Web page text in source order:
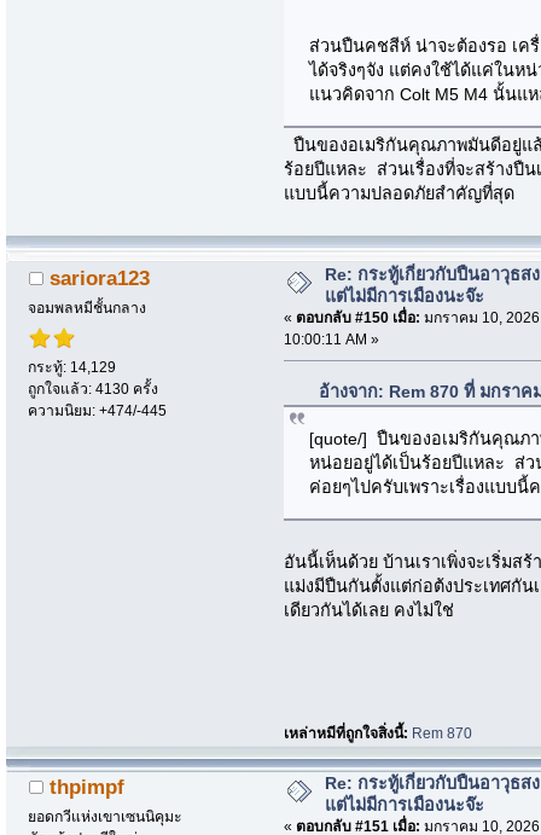
ส่วนปืนคชสีห์ น่าจะต้องรอ เค
ได้จริงๆจัง แต่คงใช้ได้แค่ในห
แนวคิดจาก Colt M5 M4 นั้นแ
ปืนของอเมริกันคุณภาพมันดีอยู่แ
ร้อยปีแหละ ส่วนเรื่องที่จะสร้างปืน
แบบนี้ความปลอดภัยสำคัญที่สุด
sariora123
จอมพลหมีชั้นกลาง
กระทู้: 14,129
ถูกใจแล้ว: 4130 ครั้ง
ความนิยม: +474/-445
Re: กระทู้เกี่ยวกับปืนอาวุธส
แต่ไม่มีการเมืองนะจ๊ะ
« ตอบกลับ #150 เมื่อ: มกราคม 10,
10:00:11 AM »
อ้างจาก: Rem 870 ที่ มกราค
[quote/] ปืนของอเมริกันคุณภ
หน่อยอยู่ได้เป็นร้อยปีแหละ ส่ว
ค่อยๆไปครับเพราะเรื่องแบบ
อันนี้เห็นด้วย บ้านเราเพิ่งจะเริ่มสร้
แม่งมีปืนกันตั้งแต่ก่อต้งประเทศกัน
เดียวกันได้เลย คงไม่ใช่
เหล่าหมีที่ถูกใจสิ่งนี้: Rem 870
thpimpf
ยอดกวีแห่งเขาเซนนิคุมะ
Re: กระทู้เกี่ยวกับปืนอาวุธส
แต่ไม่มีการเมืองนะจ๊ะ
« ตอบกลับ #151 เมื่อ: มกราคม 10,